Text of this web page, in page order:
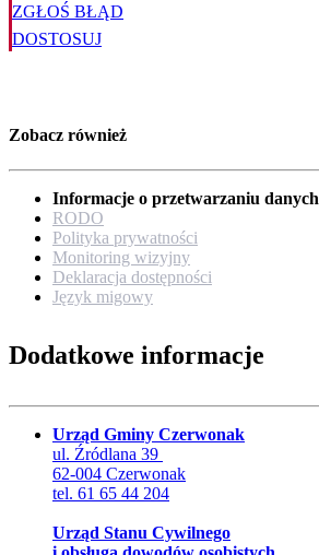
ZGŁOŚ BŁĄD
DOSTOSUJ
Zobacz również
Informacje o przetwarzaniu danych
RODO
Polityka prywatności
Monitoring wizyjny
Deklaracja dostępności
Język migowy
Dodatkowe informacje
Urząd Gminy Czerwonak
ul. Źródlana 39
62-004 Czerwonak
tel. 61 65 44 204
Urząd Stanu Cywilnego